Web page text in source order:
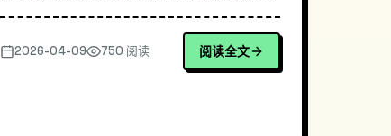
型、性能优化策略、响应式设计等方面进行剖析，
探讨企业官网如何通过技术手段提升用户体验与品
牌形象，为软件服务商的技术能力展示提供参考。
2026-04-09 750 阅读 阅读全文